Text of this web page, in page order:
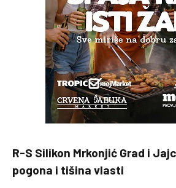
R-S Silikon Mrkonjić Grad i
pogona i tišina vlasti